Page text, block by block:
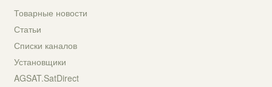
Товарные новости
Статьи
Списки каналов
Установщики
AGSAT.SatDirect